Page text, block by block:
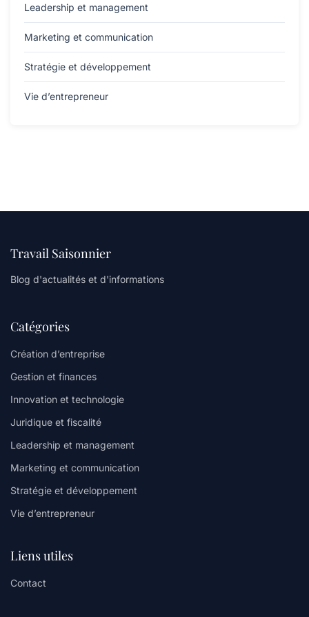
Leadership et management
Marketing et communication
Stratégie et développement
Vie d’entrepreneur
Travail Saisonnier
Blog d'actualités et d'informations
Catégories
Création d’entreprise
Gestion et finances
Innovation et technologie
Juridique et fiscalité
Leadership et management
Marketing et communication
Stratégie et développement
Vie d’entrepreneur
Liens utiles
Contact